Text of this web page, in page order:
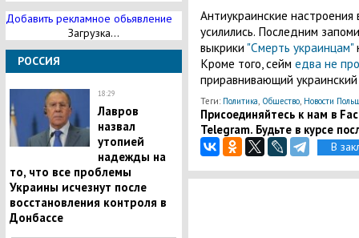
Добавить рекламное обьявление
Загрузка...
РОССИЯ
18:29
Лавров
назвал
утопией
надежды на
то, что все проблемы
Украины исчезнут после
восстановления контроля в
Донбассе
Антиукраинские
усилились. Последним
выкрики "Смерть украинцам"
Кроме того, сейм едва не
приравнивающий
Теги: Политика, Общество, Новости
Присоединяйтесь к нам в
Telegram. Будьте в курсе
В